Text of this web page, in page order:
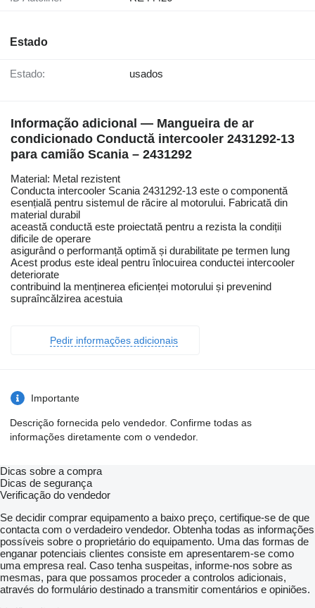
Estado
Estado: usados
Informação adicional — Mangueira de ar
condicionado Conductă intercooler 2431292-13
para camião Scania – 2431292
Material: Metal rezistent
Conducta intercooler Scania 2431292-13 este o componentă
esențială pentru sistemul de răcire al motorului. Fabricată din
material durabil
această conductă este proiectată pentru a rezista la condiții
dificile de operare
asigurând o performanță optimă și durabilitate pe termen lung
Acest produs este ideal pentru înlocuirea conductei intercooler
deteriorate
contribuind la menținerea eficienței motorului și prevenind
supraîncălzirea acestuia
Pedir informações adicionais
Importante
Descrição fornecida pelo vendedor. Confirme todas as
informações diretamente com o vendedor.
Dicas sobre a compra
Dicas de segurança
Verificação do vendedor
Se decidir comprar equipamento a baixo preço, certifique-se de que
contacta com o verdadeiro vendedor. Obtenha todas as informações
possíveis sobre o proprietário do equipamento. Uma das formas de
enganar potenciais clientes consiste em apresentarem-se como
uma empresa real. Caso tenha suspeitas, informe-nos sobre as
mesmas, para que possamos proceder a controlos adicionais,
através do formulário destinado a transmitir comentários e opiniões.